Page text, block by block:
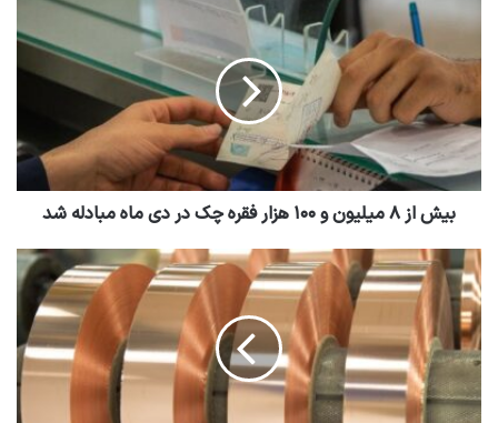
بیش از ۸ میلیون و ۱۰۰ هزار فقره چک در دی ماه مبادله شد